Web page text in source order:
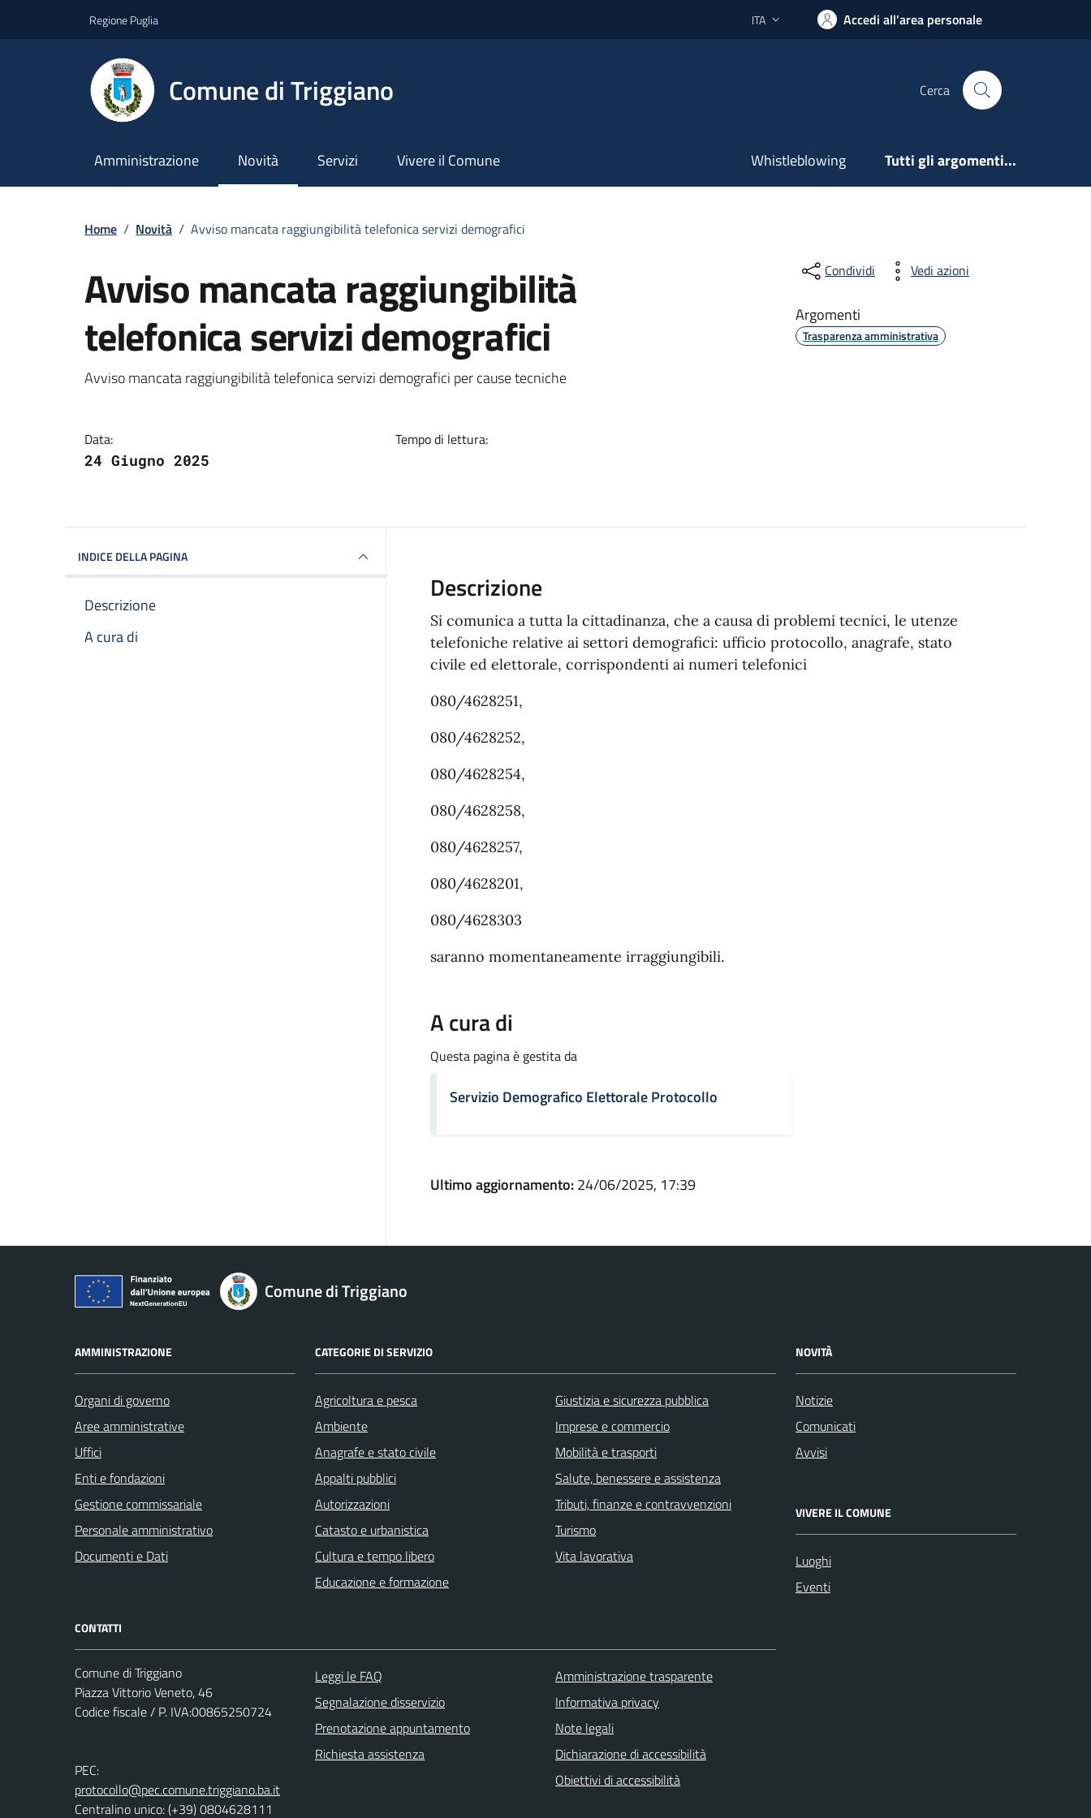
Regione Puglia Lingua attiva:
ITA Accedi all'area personale
Comune di Triggiano Cerca
Amministrazione Novità Servizi Vivere il Comune Whistleblowing Tutti gli argomenti...
Home / Novità / Avviso mancata raggiungibilità telefonica servizi demografici
Avviso mancata raggiungibilità
telefonica servizi demografici
Dettagli della notizia
Avviso mancata raggiungibilità telefonica servizi demografici per cause tecniche
Data:
24 Giugno 2025
Tempo di lettura:
Condividi Vedi azioni
Argomenti
Trasparenza amministrativa
INDICE DELLA PAGINA
Descrizione
A cura di
Descrizione
Si comunica a tutta la cittadinanza, che a causa di problemi tecnici, le utenze
telefoniche relative ai settori demografici: ufficio protocollo, anagrafe, stato
civile ed elettorale, corrispondenti ai numeri telefonici
080/4628251,
080/4628252,
080/4628254,
080/4628258,
080/4628257,
080/4628201,
080/4628303
saranno momentaneamente irraggiungibili.
A cura di
Questa pagina è gestita da
Servizio Demografico Elettorale Protocollo
Ultimo aggiornamento:24/06/2025, 17:39
Comune di Triggiano
AMMINISTRAZIONE
Organi di governo
Aree amministrative
Uffici
Enti e fondazioni
Gestione commissariale
Personale amministrativo
Documenti e Dati
CATEGORIE DI SERVIZIO
Agricoltura e pesca
Ambiente
Anagrafe e stato civile
Appalti pubblici
Autorizzazioni
Catasto e urbanistica
Cultura e tempo libero
Educazione e formazione
Giustizia e sicurezza pubblica
Imprese e commercio
Mobilità e trasporti
Salute, benessere e assistenza
Tributi, finanze e contravvenzioni
Turismo
Vita lavorativa
NOVITÀ
Notizie
Comunicati
Avvisi
VIVERE IL COMUNE
Luoghi
Eventi
CONTATTI
Comune di Triggiano
Piazza Vittorio Veneto, 46
Codice fiscale / P. IVA:00865250724
PEC:
protocollo@pec.comune.triggiano.ba.it
Centralino unico: (+39) 0804628111
Leggi le FAQ
Segnalazione disservizio
Prenotazione appuntamento
Richiesta assistenza
Amministrazione trasparente
Informativa privacy
Note legali
Dichiarazione di accessibilità
Obiettivi di accessibilità